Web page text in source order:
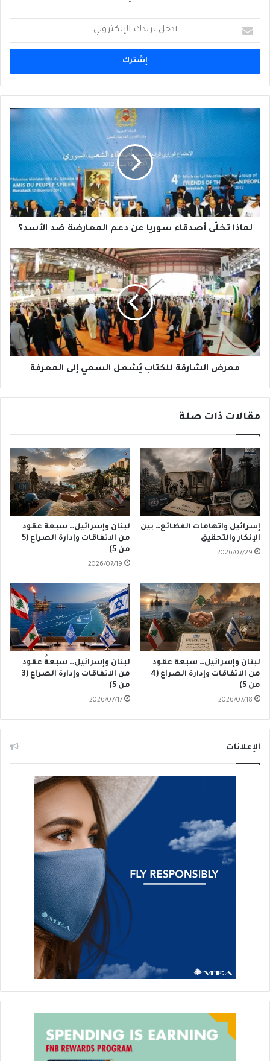
بريدك
الإلكتروني
لماذا
دعم
المعارضة
ضد
الأسد؟
لماذا تخلّى أصدقاء سوريا عن دعم المعارضة ضد الأسد؟
معرض
الشارقة
للكتاب
يُشعل
السعي
إلى
المعرفة
معرض الشارقة للكتاب يُشعل السعي إلى المعرفة
مقالات ذات صلة
إسرائيل واتهامات الفظائع… بين
الإنكار والتحقيق
2026/07/29
لبنان وإسرائيل… سبعة عقود
من الاتفاقات وإدارة الصراع (5
من 5)
2026/07/19
لبنان وإسرائيل… سبعة عقود
من الاتفاقات وإدارة الصراع (4
من 5)
2026/07/18
لبنان وإسرائيل… سبعةُ عقود
من الاتفاقات وإدارة الصراع (3
من 5)
2026/07/17
الإعلانات